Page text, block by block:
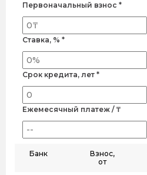
Первоначальный взнос *
Ставка, % *
Срок кредита, лет *
Ежемесячный платеж / ₸
Банк
Взнос,
от